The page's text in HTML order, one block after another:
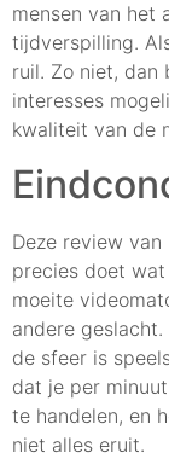
mensen van het
tijdverspilling.
ruil. Zo niet,
interesses
kwaliteit van de
Deze review
precies doet
moeite
andere
de sfeer is
dat je per
te handelen, en
niet alles eruit.